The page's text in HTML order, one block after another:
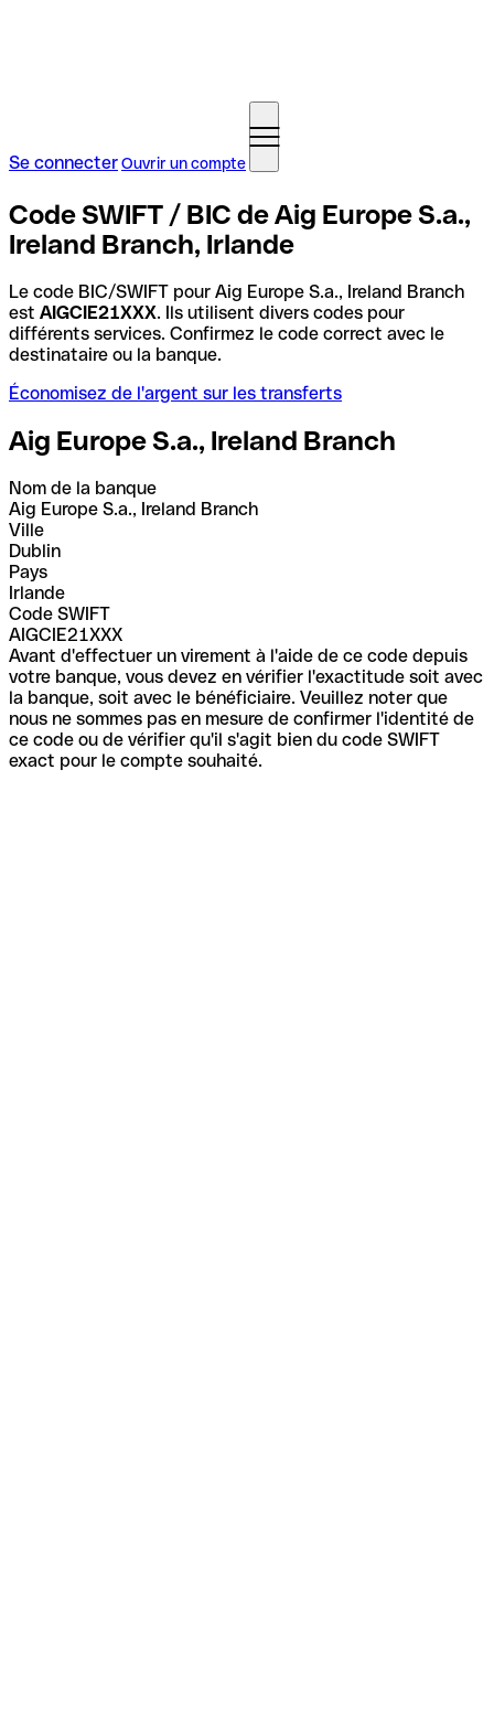
Se connecterOuvrir un compte
Code SWIFT / BIC de Aig Europe S.a.,
Ireland Branch, Irlande
Le code BIC/SWIFT pour Aig Europe S.a., Ireland Branch
est AIGCIE21XXX. Ils utilisent divers codes pour
différents services. Confirmez le code correct avec le
destinataire ou la banque.
Économisez de l'argent sur les transferts
Aig Europe S.a., Ireland Branch
Nom de la banque
Aig Europe S.a., Ireland Branch
Ville
Dublin
Pays
Irlande
Code SWIFT
AIGCIE21XXX
Avant d'effectuer un virement à l'aide de ce code depuis
votre banque, vous devez en vérifier l'exactitude soit avec
la banque, soit avec le bénéficiaire. Veuillez noter que
nous ne sommes pas en mesure de confirmer l'identité de
ce code ou de vérifier qu'il s'agit bien du code SWIFT
exact pour le compte souhaité.